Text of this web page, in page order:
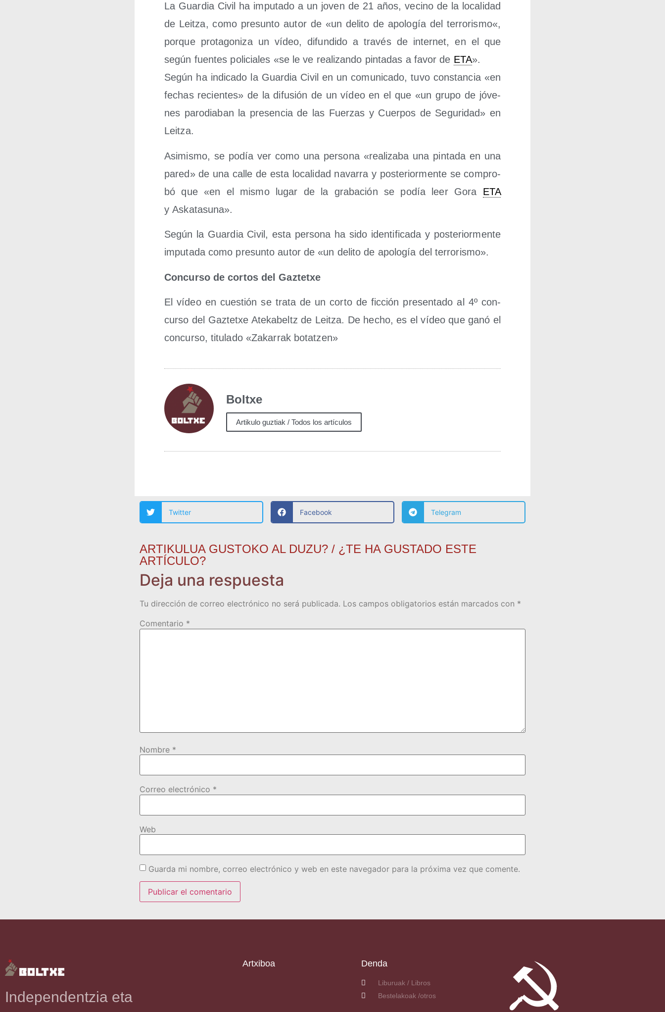
La Guar­dia Civil ha impu­tado a un joven de 21 años, vecino de la loca­li­dad
de Leitza, como pre­sun­to autor de «un deli­to de apo­lo­gía del terro­ris­mo«,
por­que pro­ta­go­ni­za un vídeo, difun­di­do a tra­vés de inter­net, en el que
según fuen­tes poli­cia­les «se le ve rea­li­zan­do pin­ta­das a favor de ETA».
Según ha indi­ca­do la Guar­dia Civil en un comu­ni­ca­do, tuvo cons­tan­cia «en
fechas recien­tes» de la difu­sión de un vídeo en el que «un gru­po de jóve­
nes paro­dia­ban la pre­sen­cia de las Fuer­zas y Cuer­pos de Segu­ri­dad» en
Leitza.
Asi­mis­mo, se podía ver como una per­so­na «rea­li­za­ba una pin­ta­da en una
pared» de una calle de esta loca­li­dad nava­rra y pos­te­rior­men­te se com­pro­
bó que «en el mis­mo lugar de la gra­ba­ción se podía leer Gora ETA
y Askatasuna».
Según la Guar­dia Civil, esta per­so­na ha sido iden­ti­fi­ca­da y pos­te­rior­men­te
impu­tada como pre­sun­to autor de «un deli­to de apo­lo­gía del terrorismo».
Con­cur­so de cor­tos del Gaztetxe
El vídeo en cues­tión se tra­ta de un cor­to de fic­ción pre­sen­ta­do al 4º con­
cur­so del Gaz­tetxe Ate­ka­beltz de Leitza. De hecho, es el vídeo que ganó el
con­cur­so, titu­la­do «Zaka­rrak botatzen»
Boltxe
Artikulo guztiak / Todos los artículos
Twitter Facebook Telegram
ARTIKULUA GUSTOKO AL DUZU? / ¿TE HA GUSTADO ESTE
ARTÍCULO?
Deja una respuesta
Tu dirección de correo electrónico no será publicada. Los campos obligatorios están marcados con *
Comentario *
Nombre *
Correo electrónico *
Web
Guarda mi nombre, correo electrónico y web en este navegador para la próxima vez que comente.
Independentzia eta
Artxiboa Denda
Liburuak / Libros
Bestelakoak /otros